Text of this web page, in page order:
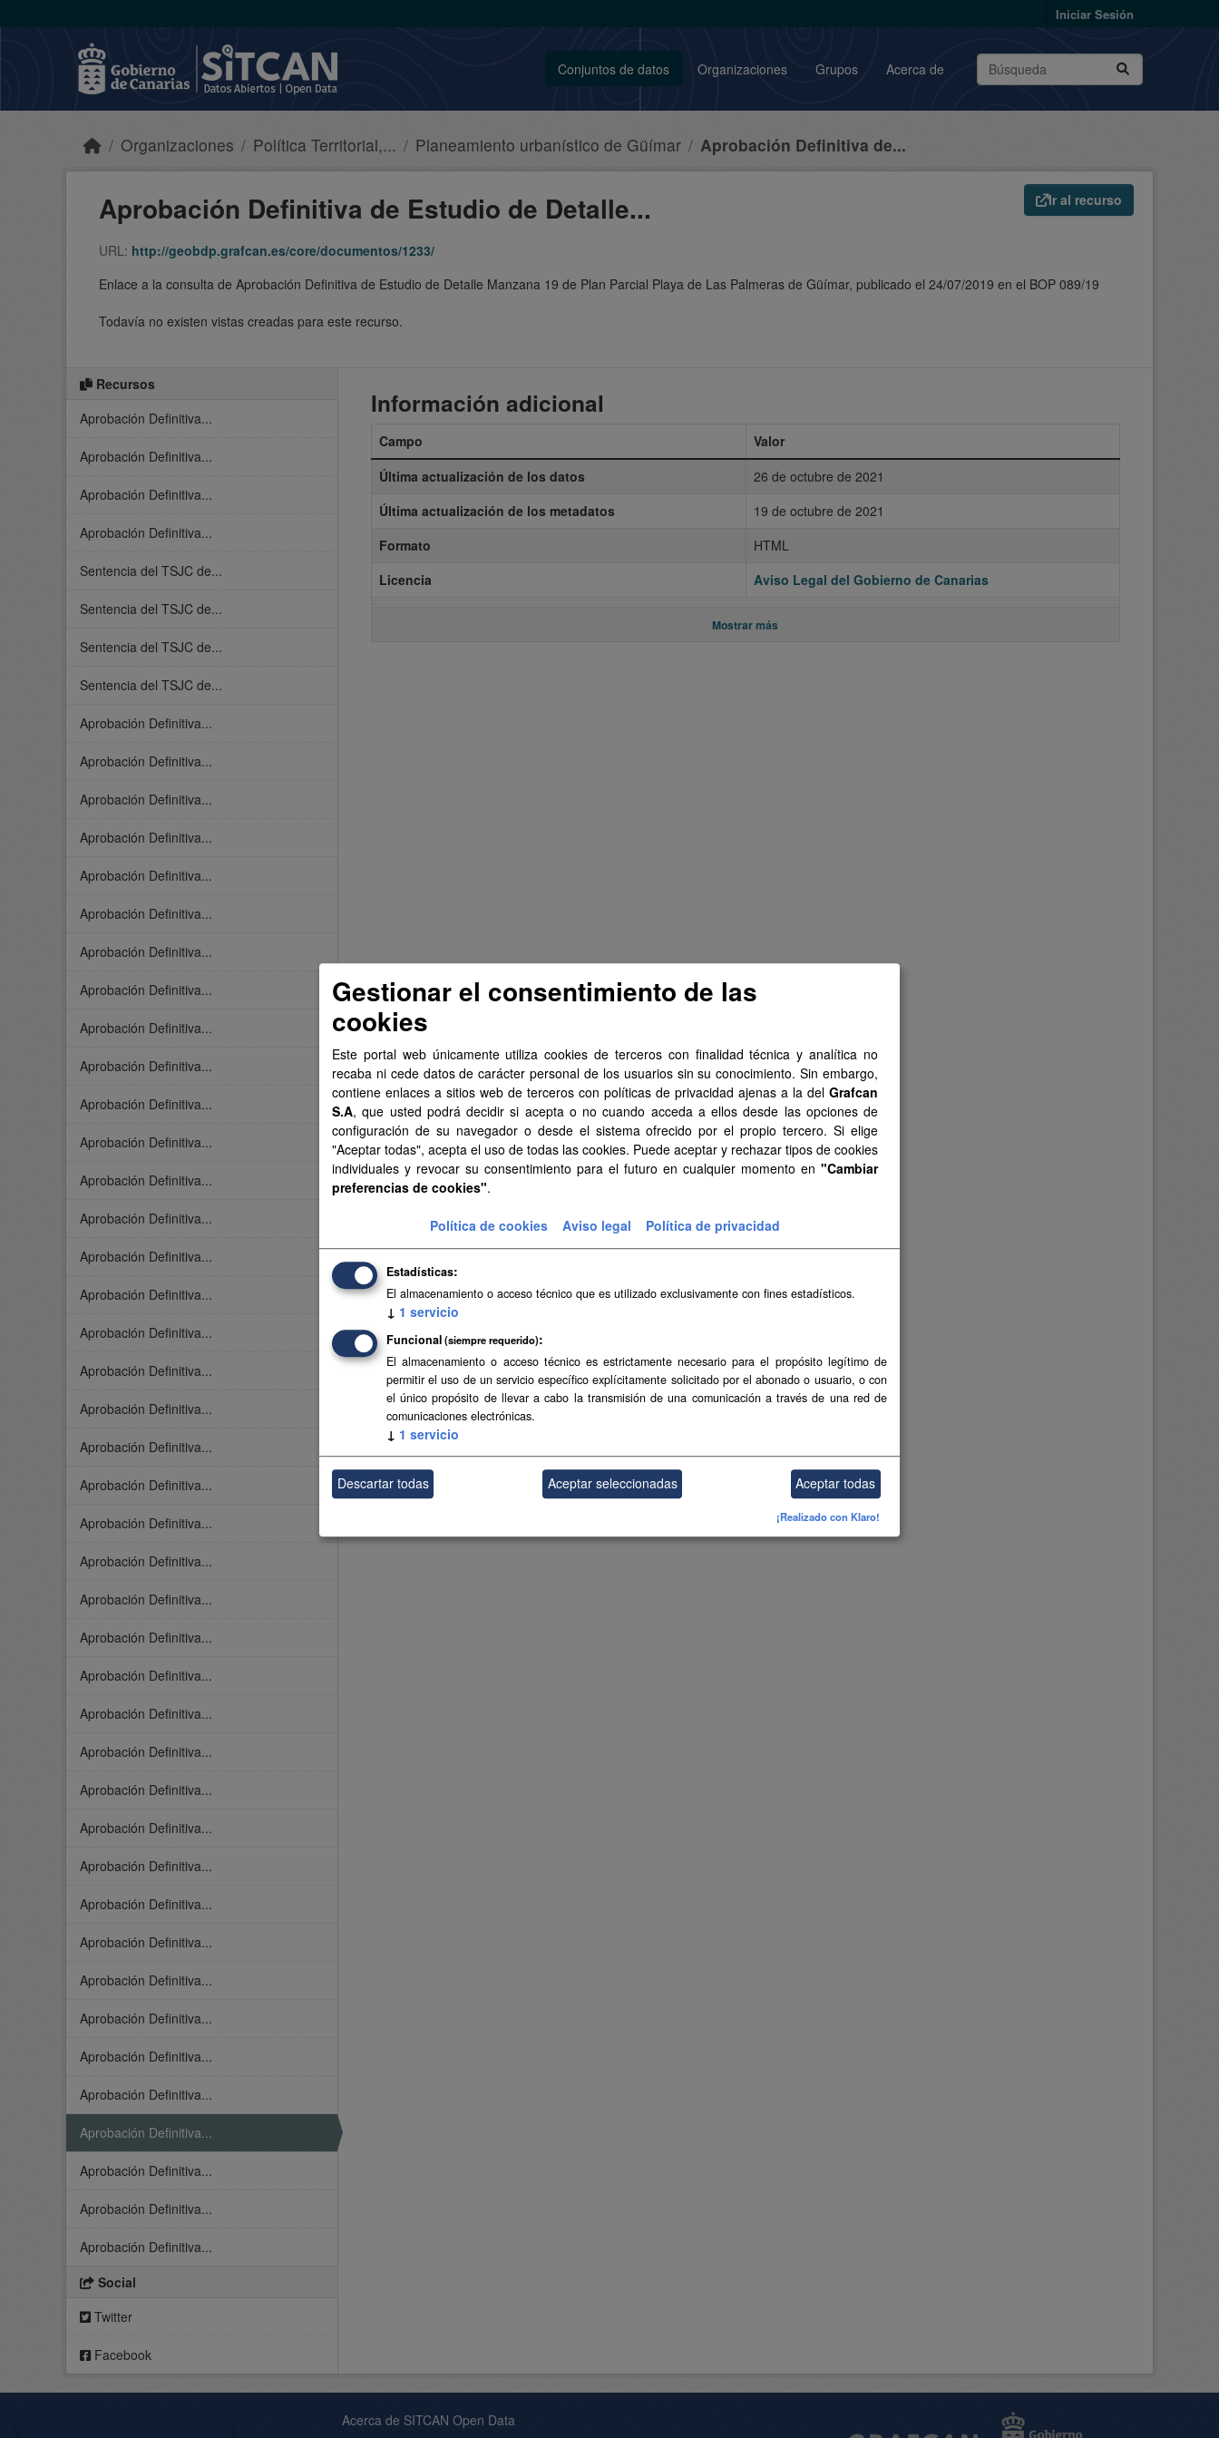
Iniciar Sesión
Conjuntos de datos Organizaciones Grupos Acerca de
Organizaciones Política Territorial,... Planeamiento urbanístico de Güímar Aprobación Definitiva de...
Ir al recurso
Aprobación Definitiva de Estudio de Detalle...
URL: http://geobdp.grafcan.es/core/documentos/1233/
Enlace a la consulta de Aprobación Definitiva de Estudio de Detalle Manzana 19 de Plan Parcial Playa de Las Palmeras de Güímar, publicado el 24/07/2019 en el BOP 089/19
Todavía no existen vistas creadas para este recurso.
Recursos
Aprobación Definitiva...
Aprobación Definitiva...
Aprobación Definitiva...
Aprobación Definitiva...
Sentencia del TSJC de...
Sentencia del TSJC de...
Sentencia del TSJC de...
Sentencia del TSJC de...
Aprobación Definitiva...
Aprobación Definitiva...
Aprobación Definitiva...
Aprobación Definitiva...
Aprobación Definitiva...
Aprobación Definitiva...
Aprobación Definitiva...
Aprobación Definitiva...
Aprobación Definitiva...
Aprobación Definitiva...
Aprobación Definitiva...
Aprobación Definitiva...
Aprobación Definitiva...
Aprobación Definitiva...
Aprobación Definitiva...
Aprobación Definitiva...
Aprobación Definitiva...
Aprobación Definitiva...
Aprobación Definitiva...
Aprobación Definitiva...
Aprobación Definitiva...
Aprobación Definitiva...
Aprobación Definitiva...
Aprobación Definitiva...
Aprobación Definitiva...
Aprobación Definitiva...
Aprobación Definitiva...
Aprobación Definitiva...
Aprobación Definitiva...
Aprobación Definitiva...
Aprobación Definitiva...
Aprobación Definitiva...
Aprobación Definitiva...
Aprobación Definitiva...
Aprobación Definitiva...
Aprobación Definitiva...
Aprobación Definitiva...
Aprobación Definitiva...
Aprobación Definitiva...
Aprobación Definitiva...
Aprobación Definitiva...
Social
Twitter
Facebook
Información adicional
Campo
Valor
Última actualización de los datos
26 de octubre de 2021
Última actualización de los metadatos
19 de octubre de 2021
Formato
HTML
Licencia
Aviso Legal del Gobierno de Canarias
Mostrar más
Acerca de SITCAN Open Data
Gestionar el consentimiento de las
cookies
Este portal web únicamente utiliza cookies de terceros con finalidad técnica y analítica no
recaba ni cede datos de carácter personal de los usuarios sin su conocimiento. Sin embargo,
contiene enlaces a sitios web de terceros con políticas de privacidad ajenas a la del Grafcan
S.A, que usted podrá decidir si acepta o no cuando acceda a ellos desde las opciones de
configuración de su navegador o desde el sistema ofrecido por el propio tercero. Si elige
"Aceptar todas", acepta el uso de todas las cookies. Puede aceptar y rechazar tipos de cookies
individuales y revocar su consentimiento para el futuro en cualquier momento en "Cambiar
preferencias de cookies".
Política de cookies Aviso legal Política de privacidad
Estadísticas
El almacenamiento o acceso técnico que es utilizado exclusivamente con fines estadísticos.
↓ 1 servicio
Funcional (siempre requerido)
El almacenamiento o acceso técnico es estrictamente necesario para el propósito legítimo de
permitir el uso de un servicio específico explícitamente solicitado por el abonado o usuario, o con
el único propósito de llevar a cabo la transmisión de una comunicación a través de una red de
comunicaciones electrónicas.
↓ 1 servicio
Descartar todas Aceptar seleccionadas Aceptar todas
¡Realizado con Klaro!